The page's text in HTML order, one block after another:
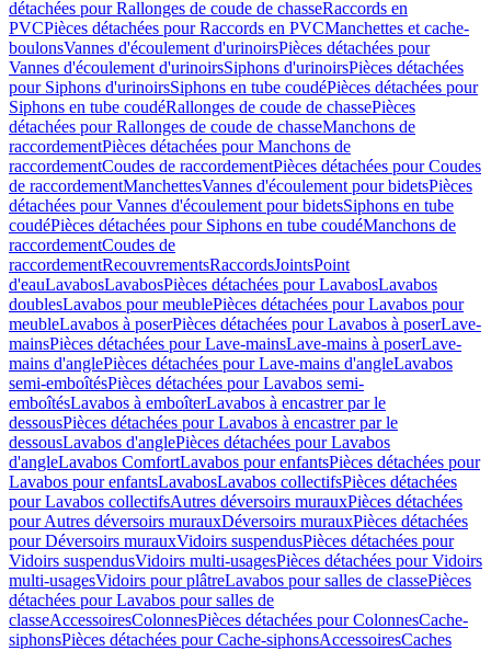
détachées pour Rallonges de coude de chasseRaccords en
PVCPièces détachées pour Raccords en PVCManchettes et cache-
boulonsVannes d'écoulement d'urinoirsPièces détachées pour
Vannes d'écoulement d'urinoirsSiphons d'urinoirsPièces détachées
pour Siphons d'urinoirsSiphons en tube coudéPièces détachées pour
Siphons en tube coudéRallonges de coude de chassePièces
détachées pour Rallonges de coude de chasseManchons de
raccordementPièces détachées pour Manchons de
raccordementCoudes de raccordementPièces détachées pour Coudes
de raccordementManchettesVannes d'écoulement pour bidetsPièces
détachées pour Vannes d'écoulement pour bidetsSiphons en tube
coudéPièces détachées pour Siphons en tube coudéManchons de
raccordementCoudes de
raccordementRecouvrementsRaccordsJointsPoint
d'eauLavabosLavabosPièces détachées pour LavabosLavabos
doublesLavabos pour meublePièces détachées pour Lavabos pour
meubleLavabos à poserPièces détachées pour Lavabos à poserLave-
mainsPièces détachées pour Lave-mainsLave-mains à poserLave-
mains d'anglePièces détachées pour Lave-mains d'angleLavabos
semi-emboîtésPièces détachées pour Lavabos semi-
emboîtésLavabos à emboîterLavabos à encastrer par le
dessousPièces détachées pour Lavabos à encastrer par le
dessousLavabos d'anglePièces détachées pour Lavabos
d'angleLavabos ComfortLavabos pour enfantsPièces détachées pour
Lavabos pour enfantsLavabosLavabos collectifsPièces détachées
pour Lavabos collectifsAutres déversoirs murauxPièces détachées
pour Autres déversoirs murauxDéversoirs murauxPièces détachées
pour Déversoirs murauxVidoirs suspendusPièces détachées pour
Vidoirs suspendusVidoirs multi-usagesPièces détachées pour Vidoirs
multi-usagesVidoirs pour plâtreLavabos pour salles de classePièces
détachées pour Lavabos pour salles de
classeAccessoiresColonnesPièces détachées pour ColonnesCache-
siphonsPièces détachées pour Cache-siphonsAccessoiresCaches